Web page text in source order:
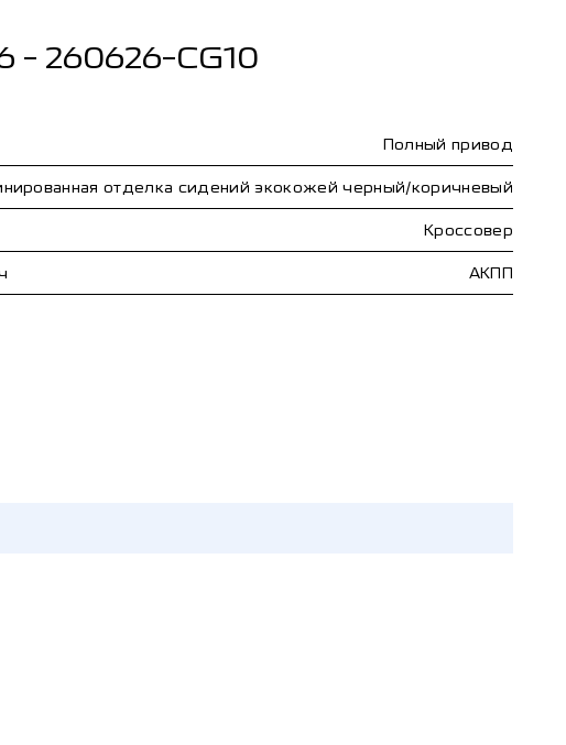
- 260626-CG10
Полный привод
отделка сидений экокожей черный/коричневый
Кроссовер
АКПП